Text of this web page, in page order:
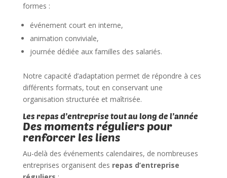
formes :
événement court en interne,
animation conviviale,
journée dédiée aux familles des salariés.
Notre capacité d’adaptation permet de répondre à ces
différents formats, tout en conservant une
organisation structurée et maîtrisée.
Les repas d’entreprise tout au long de l’année
Des moments réguliers pour
renforcer les liens
Au-delà des événements calendaires, de nombreuses
entreprises organisent des repas d’entreprise